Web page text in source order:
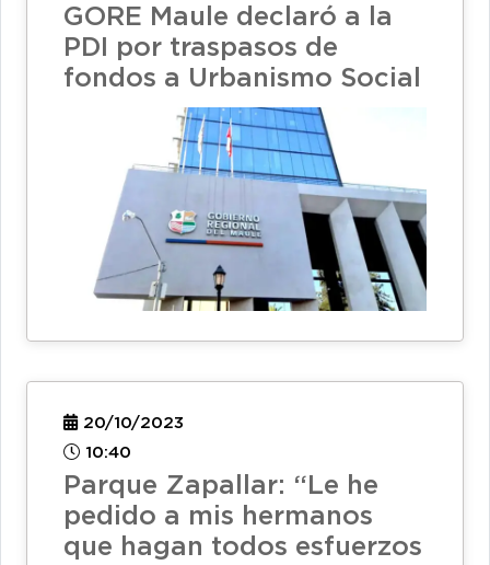
GORE Maule declaró a la
PDI por traspasos de
fondos a Urbanismo Social
20/10/2023
10:40
Parque Zapallar: “Le he
pedido a mis hermanos
que hagan todos esfuerzos